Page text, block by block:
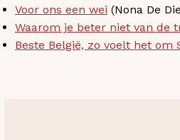
Voor ons een wei (Nona De
Waarom je beter niet van de
Beste België, zo voelt het